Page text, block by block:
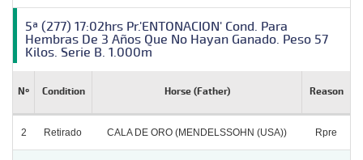
5ª (277) 17:02hrs Pr.'ENTONACION' Cond. Para
Hembras De 3 Años Que No Hayan Ganado. Peso 57
Kilos. Serie B. 1.000m
Nº Condition Horse (Father) Reason
2 Retirado CALA DE ORO (MENDELSSOHN (USA)) Rpre